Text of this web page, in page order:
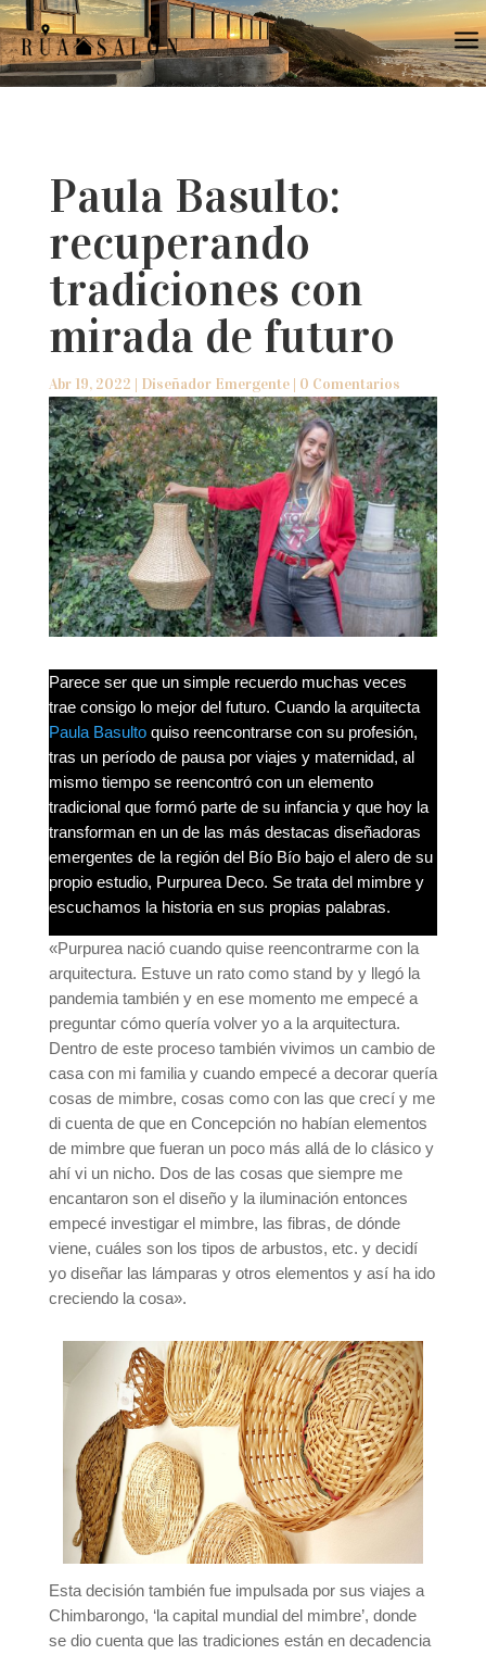
a
Paula Basulto:
recuperando
tradiciones con
mirada de futuro
Abr 19, 2022 | Diseñador Emergente| 0 Comentarios
Parece ser que un simple recuerdo muchas veces
trae consigo lo mejor del futuro. Cuando la arquitecta
Paula Basultoquiso reencontrarse con su profesión,
tras un período de pausa por viajes y maternidad, al
mismo tiempo se reencontró con un elemento
tradicional que formó parte de su infancia y que hoy la
transforman en un de las más destacas diseñadoras
emergentes de la región del Bío Bío bajo el alero de su
propio estudio, Purpurea Deco. Se trata del mimbre y
escuchamos la historia en sus propias palabras.
«Purpurea nació cuando quise reencontrarme con la
arquitectura. Estuve un rato como stand by y llegó la
pandemia también y en ese momento me empecé a
preguntar cómo quería volver yo a la arquitectura.
Dentro de este proceso también vivimos un cambio de
casa con mi familia y cuando empecé a decorar quería
cosas de mimbre, cosas como con las que crecí y me
di cuenta de que en Concepción no habían elementos
de mimbre que fueran un poco más allá de lo clásico y
ahí vi un nicho. Dos de las cosas que siempre me
encantaron son el diseño y la iluminación entonces
empecé investigar el mimbre, las fibras, de dónde
viene, cuáles son los tipos de arbustos, etc. y decidí
yo diseñar las lámparas y otros elementos y así ha ido
creciendo la cosa».
Esta decisión también fue impulsada por sus viajes a
Chimbarongo, ‘la capital mundial del mimbre’, donde
se dio cuenta que las tradiciones están en decadencia